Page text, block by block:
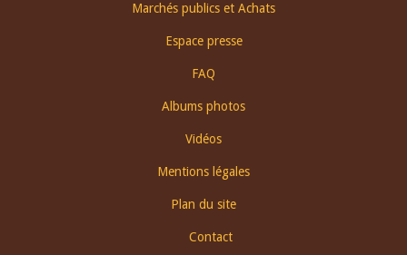
Marchés publics et Achats
Espace presse
FAQ
Albums photos
Vidéos
Mentions légales
Plan du site
Contact